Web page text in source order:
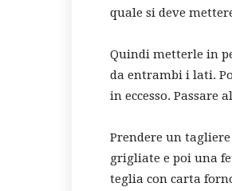
quale si deve
Quindi metterle in
da entrambi i lati.
in eccesso. Passare
Prendere un
grigliate e poi una
teglia con carta